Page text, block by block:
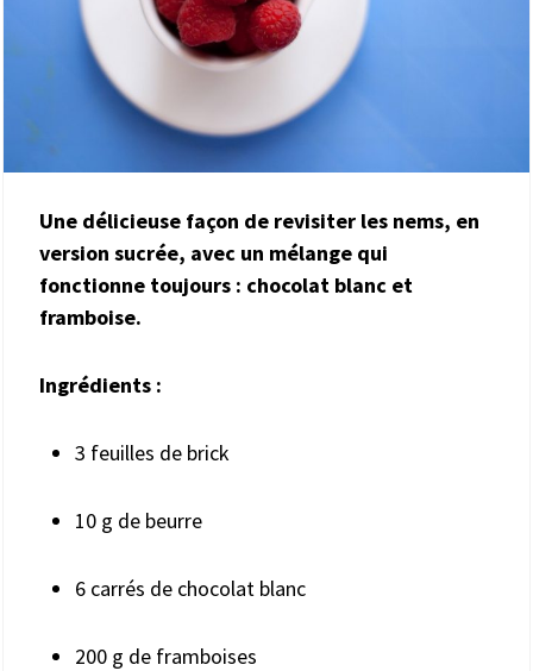
Une délicieuse façon de revisiter les nems, en
version sucrée, avec un mélange qui
fonctionne toujours : chocolat blanc et
framboise.
Ingrédients :
3 feuilles de brick
10 g de beurre
6 carrés de chocolat blanc
200 g de framboises